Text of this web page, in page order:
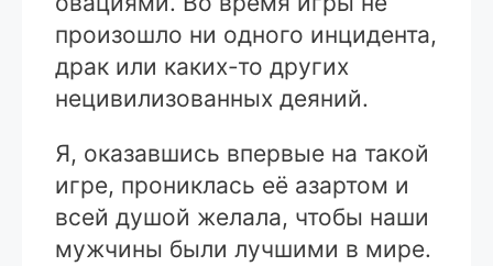
произошло ни одного инцидента,
драк или каких-то других
нецивилизованных деяний.
Я, оказавшись впервые на такой
игре, прониклась её азартом и
всей душой желала, чтобы наши
мужчины были лучшими в мире.